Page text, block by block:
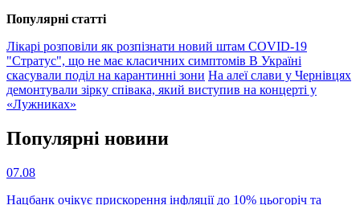
Популярнi статтi
Лікарі розповіли як розпізнати новий штам COVID-19
"Стратус", що не має класичних симптомів В Україні
скасували поділ на карантинні зони На алеї слави у Чернівцях
демонтували зірку співака, який виступив на концерті у
«Лужниках»
Популярнi новини
07.08
Нацбанк очікує прискорення інфляції до 10% цьогоріч та